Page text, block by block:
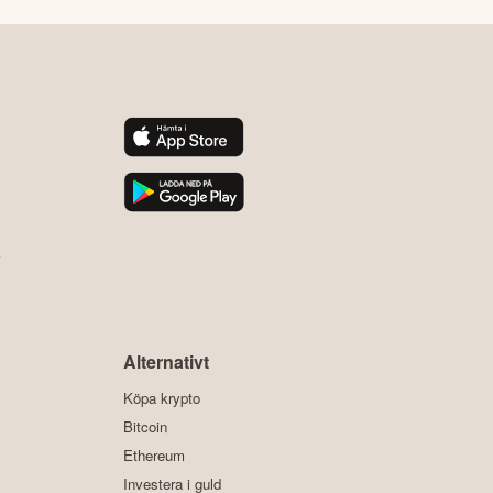
Alternativt
Köpa krypto
Bitcoin
Ethereum
Investera i guld